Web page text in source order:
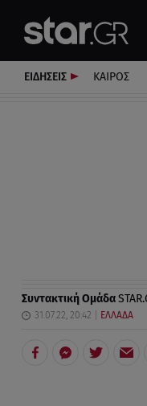
ΕΙΔΗΣΕΙΣ ΚΑΙΡΟΣ
Συντακτική Ομάδα
31.07.22, 20:42 ΕΛΛΑΔΑ